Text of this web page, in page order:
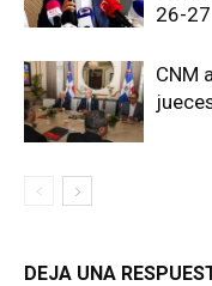
26-27
CNM
DEJA UNA